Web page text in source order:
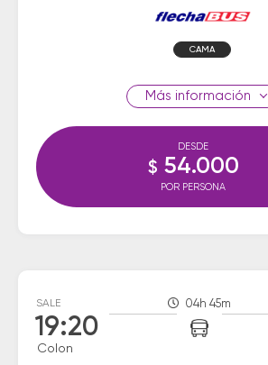
CAMA
información
DESDE
$ 54.000
POR PERSONA
SALE
19:20
Colon
04h 45m